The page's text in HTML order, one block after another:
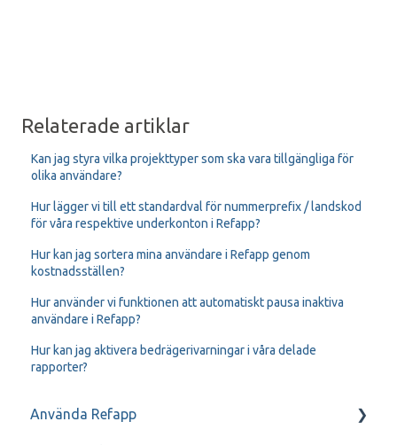
Relaterade artiklar
Kan jag styra vilka projekttyper som ska vara tillgängliga för
olika användare?
Hur lägger vi till ett standardval för nummerprefix / landskod
för våra respektive underkonton i Refapp?
Hur kan jag sortera mina användare i Refapp genom
kostnadsställen?
Hur använder vi funktionen att automatiskt pausa inaktiva
användare i Refapp?
Hur kan jag aktivera bedrägerivarningar i våra delade
rapporter?
Använda Refapp